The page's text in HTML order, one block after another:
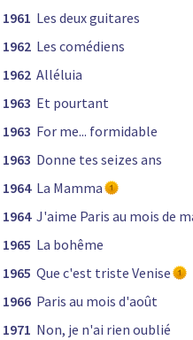
1961 Les deux guitares
1962 Les comédiens
1962 Alléluia
1963 Et pourtant
1963 For me... formidable
1963 Donne tes seizes ans
1964 La Mamma
1964 J'aime Paris au mois de
1965 La bohême
1965 Que c'est triste Venise
1966 Paris au mois d'août
1971 Non, je n'ai rien oublié